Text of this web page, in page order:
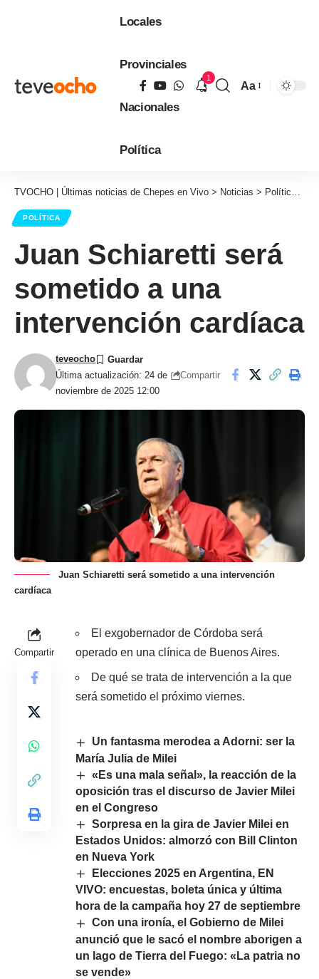
Locales
Provinciales
Nacionales
Política
1
Aa
TVOCHO | Últimas noticias de Chepes en Vivo > Noticias > Política >
POLÍTICA
Juan Schiaretti será
sometido a una
intervención cardíaca
Última actualización: 24 de
noviembre de 2025 12:00
teveocho
Compartir
Juan Schiaretti será sometido a una intervención
cardíaca
Compartir
El exgobernador de Córdoba será
operado en una clínica de Buenos Aires.
De qué se trata de intervención a la que
será sometido el próximo viernes.
Un fantasma merodea a Adorni: ser la
María Julia de Milei
«Es una mala señal», la reacción de la
oposición tras el discurso de Javier Milei
en el Congreso
Sorpresa en la gira de Javier Milei en
Estados Unidos: almorzó con Bill Clinton
en Nueva York
Elecciones 2025 en Argentina, EN
VIVO: encuestas, boleta única y última
hora de la campaña hoy 27 de septiembre
Con una ironía, el Gobierno de Milei
anunció que le sacó el nombre aborigen a
un lago de Tierra del Fuego: «La patria no
se vende»